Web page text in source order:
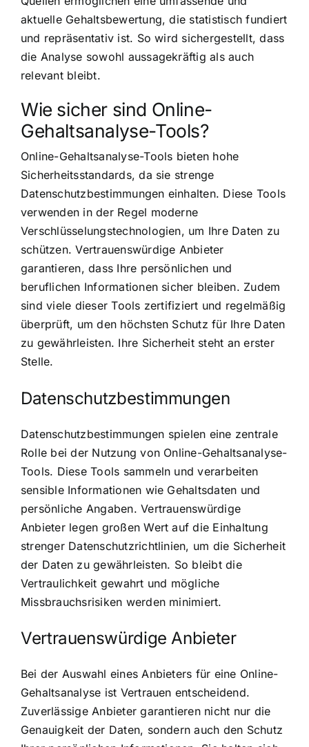
aktuelle Gehaltsbewertung, die statistisch fundiert
und repräsentativ ist. So wird sichergestellt, dass
die Analyse sowohl aussagekräftig als auch
relevant bleibt.
Wie sicher sind Online-
Gehaltsanalyse-Tools?
Online-Gehaltsanalyse-Tools bieten hohe
Sicherheitsstandards, da sie strenge
Datenschutzbestimmungen einhalten. Diese Tools
verwenden in der Regel moderne
Verschlüsselungstechnologien, um Ihre Daten zu
schützen. Vertrauenswürdige Anbieter
garantieren, dass Ihre persönlichen und
beruflichen Informationen sicher bleiben. Zudem
sind viele dieser Tools zertifiziert und regelmäßig
überprüft, um den höchsten Schutz für Ihre Daten
zu gewährleisten. Ihre Sicherheit steht an erster
Stelle.
Datenschutzbestimmungen
Datenschutzbestimmungen spielen eine zentrale
Rolle bei der Nutzung von Online-Gehaltsanalyse-
Tools. Diese Tools sammeln und verarbeiten
sensible Informationen wie Gehaltsdaten und
persönliche Angaben. Vertrauenswürdige
Anbieter legen großen Wert auf die Einhaltung
strenger Datenschutzrichtlinien, um die Sicherheit
der Daten zu gewährleisten. So bleibt die
Vertraulichkeit gewahrt und mögliche
Missbrauchsrisiken werden minimiert.
Vertrauenswürdige Anbieter
Bei der Auswahl eines Anbieters für eine Online-
Gehaltsanalyse ist Vertrauen entscheidend.
Zuverlässige Anbieter garantieren nicht nur die
Genauigkeit der Daten, sondern auch den Schutz